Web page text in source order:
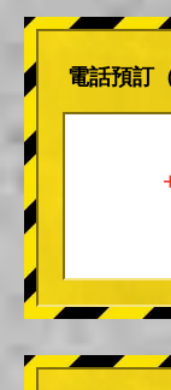
電話預訂